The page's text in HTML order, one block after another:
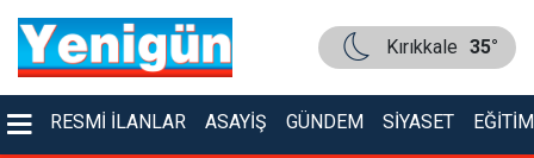
Kırıkkale 35°
RESMI İLANLAR ASAYIŞ GÜNDEM SIYASET EĞITIM